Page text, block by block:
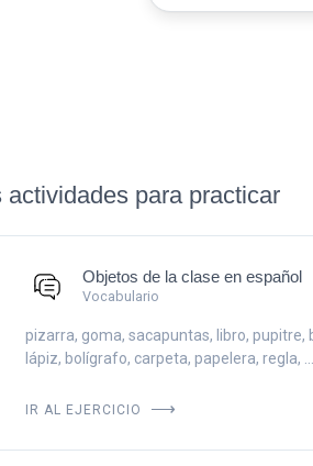
actividades para practicar
Objetos de la clase en español
Vocabulario
pizarra, goma, sacapuntas, libro, pupitre,
lápiz, bolígrafo, carpeta, papelera, regla, ...
IR AL EJERCICIO